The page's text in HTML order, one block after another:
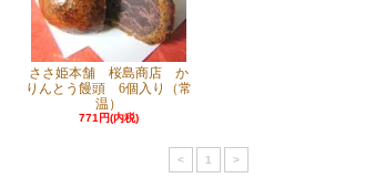
ささ姫本舗 桜島商店 か
りんとう饅頭 6個入り（常
温）
771円(内税)
< 1 >